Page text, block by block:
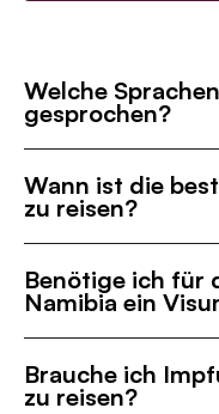
Welche
gesprochen?
Wann ist die
zu reisen?
Benötige ich für
Namibia ein
Brauche ich
zu reisen?